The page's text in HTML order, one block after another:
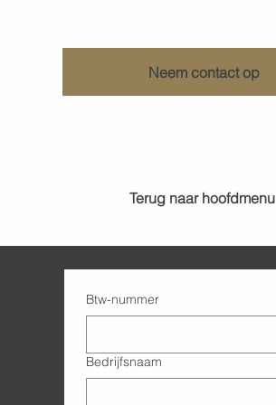
Neem contact op
Terug naar hoofdmenu
Btw-nummer
Bedrijfsnaam